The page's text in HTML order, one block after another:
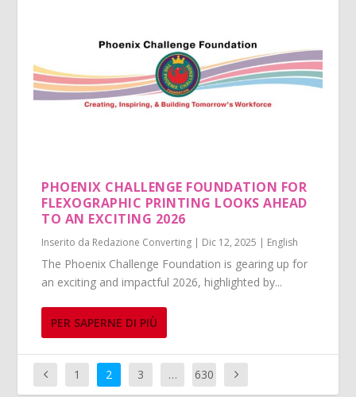
PHOENIX CHALLENGE FOUNDATION FOR
FLEXOGRAPHIC PRINTING LOOKS AHEAD
TO AN EXCITING 2026
Inserito da Redazione Converting | Dic 12, 2025 | English
The Phoenix Challenge Foundation is gearing up for
an exciting and impactful 2026, highlighted by...
PER SAPERNE DI PIÙ
1 2 3 … 630